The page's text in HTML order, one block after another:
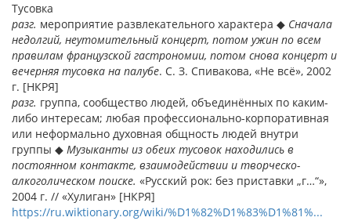
Тусовка
разг. мероприятие развлекательного характера ◆ Сначала
недолгий, неутомительный концерт, потом ужин по всем
правилам французской гастрономии, потом снова концерт и
вечерняя тусовка на палубе. С. З. Спивакова, «Не всё», 2002
г. [НКРЯ]
разг. группа, сообщество людей, объединённых по каким-
либо интересам; любая профессионально-корпоративная
или неформально духовная общность людей внутри
группы ◆ Музыканты из обеих тусовок находились в
постоянном контакте, взаимодействии и творческо-
алкоголическом поиске. «Русский рок: без приставки „г…“»,
2004 г. // «Хулиган» [НКРЯ]
https://ru.wiktionary.org/wiki/%D1%82%D1%83%D1%81%...